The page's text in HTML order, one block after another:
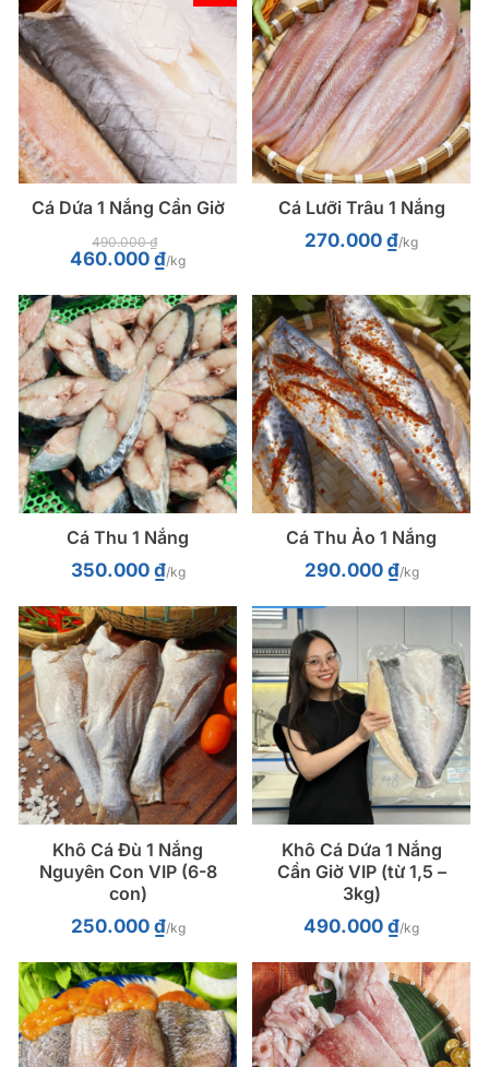
Cá Dứa 1 Nắng Cần Giờ
490.000₫
Giá
gốc
490.000 ₫.
460.000 ₫Giá
hiện
là:
460.000 ₫.
/kg
Cá Lưỡi Trâu 1 Nắng
270.000 ₫/kg
Cá Thu 1 Nắng
350.000 ₫/kg
Cá Thu Ảo 1 Nắng
290.000 ₫/kg
Khô Cá Đù 1 Nắng
Nguyên Con VIP (6-8
con)
250.000 ₫/kg
Khô Cá Dứa 1 Nắng
Cần Giờ VIP (từ 1,5 –
3kg)
490.000 ₫/kg